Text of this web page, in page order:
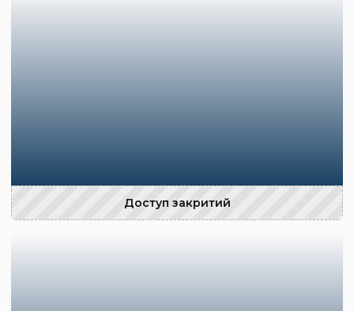
Доступ закритий